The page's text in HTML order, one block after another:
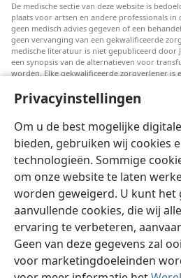
Privacyinstellingen
Om u de best mogelijke
bieden, gebruiken wij cookies
technologieën. Sommige
om onze website te laten
worden geweigerd. U kunt het
aanvullende cookies, die wij
ervaring te verbeteren,
Geen van deze gegevens zal
voor marketingdoeleinden
De medische sectie van deze website is
plaats voor artsen en andere professionals
geen medisch advies gegeven of een
geen vervanging van een gekwalificeerde
medische literatuur is niet gepubliceerd door
een synopsis van de alternatieven voor
worden. Elke gekwalificeerde zorgverlener
bespreken en patiënten te helpen om keuzes
medische conditie en overeenstemmen met
acceptabel voor alle patiënten.
Patiënten: Raadpleeg in verband met
uw huisarts of een andere gekwalificeerde
dokter als u vermoedt dat u ziek bent.
Door deze website te gebruiken stemt u in
Weergave-instellingen